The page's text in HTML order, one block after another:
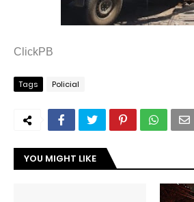
ClickPB
Tags Policial
YOU MIGHT LIKE